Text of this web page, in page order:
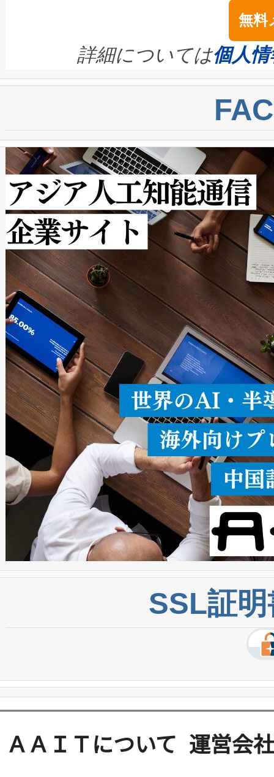
ームを利用すれば、6,000万
きます。この効率性は、フェ
念は、現在データセンターが
ます。 Voltaiq provides a
quality and reliability for AI
BESS stack to ensure battery
centers. Voltaiqは、ai&のAI
からシステム統合、試運転、
クルの各段階のデータを監視
[…]
イズの小径化を実現すること
す。ノーマルモードでは、
ートル先まで検出でき、これ
トに対して約600メートルに
では、反射率10％のターゲッ
で向上し、最大検知距離は
ットだけで最大1キロメート
ルの変電所周囲を監視でき、
作業と点群処理を簡素化でき
Avia 2は、2種類のFOVオプシ
× 80°のノーマルモード、長
ードを切り替えて使用するこ
ることなく、単一のデバイス
うにします。遠距離まで届く
密度なスキャ […]
無料
詳細については個人
SSL証
ＡＡＩＴについて 運営会社